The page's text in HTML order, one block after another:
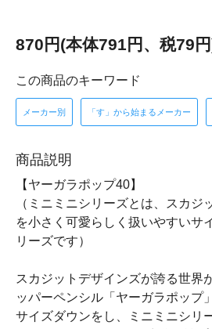
870円(本体791円、税79
この商品のキーワード
メーカー別 「す」から始まるメーカー
商品説明
【ヤーガラポップ40】
（ミニミニシリーズとは、スカジ
を小さく可愛らしく扱いやすいサ
リーズです）
スカジットデザインズが誇る世界
ッパーペンシル「ヤーガラポップ
サイズダウンをし、ミニミニシリ